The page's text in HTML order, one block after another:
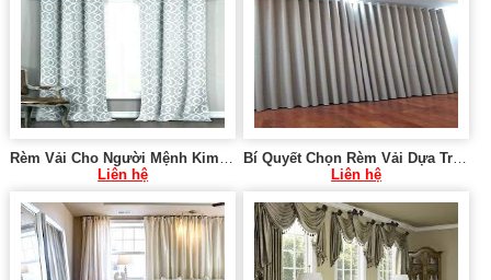
Liên hệ
Bí Quyết Chọn Rèm Vải Dựa Trên Vận Mệnh RV03
Liên hệ